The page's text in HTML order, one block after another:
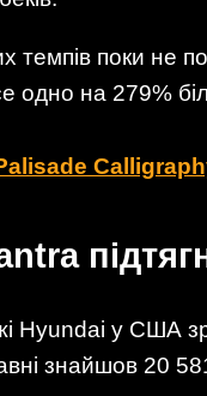
темпів поки не
одно на 279%
Hyundai у США
знайшов 20